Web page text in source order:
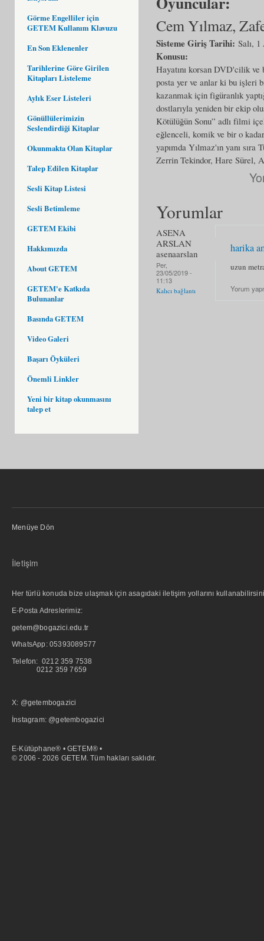
Görme Engelliler için
GETEM Kullanım Klavuzu
En Son Eklenenler
Tarihlerine Göre Girilen
Kitapları Listeleme
Aylık Eser Listeleri
Gönüllülerimizin
Seslendirdiği Kitaplar
Okunmakta Olan Kitaplar
Talep Edilen Kitaplar
Sesli Kitap Listesi
Sesli Betimleme
GETEM Ekibi
Hakkımızda
About GETEM
GETEM'e Katkıda
Bulunanlar
Basında GETEM
Video Galeri
Başarı Öyküleri
Önemli Linkler
Yeni bir kitap okunmasını
talep et
Cem Yılmaz,
Sisteme Giriş Tarihi: Salı,
Konusu:
Hayatını korsan DVD'cilik ve
posta yer ve anlar ki bu işleri
kazanmak için figüranlık
dostlarıyla yeniden bir ekip
Kötülüğün Sonu” adlı filmi
eğlenceli, komik ve bir o
yapımda Yılmaz'ın yanı
Zerrin Tekindor, Hare Sürel,
Yorumlar
ASENA
ARSLAN
asenaarslan
Per,
23/05/2019 -
11:13
Kalıcı bağlantı
harika
uzun
Yorum
Menüye Dön
İletişim
Her türlü konuda bize ulaşmak için asagıdaki iletişim yollarını
E-Posta Adreslerimiz:
getem@bogazici.edu.tr
WhatsApp: 05393089577
Telefon: 0212 359 7538
0212 359 7659
X: @getembogazici
İnstagram: @getembogazici
E-Kütüphane® • GETEM® •
© 2006 - 2026 GETEM. Tüm hakları saklıdır.